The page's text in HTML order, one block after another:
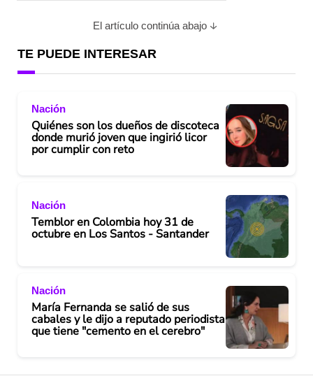
El artículo continúa abajo
TE PUEDE INTERESAR
Nación
Quiénes son los dueños de discoteca
donde murió joven que ingirió licor
por cumplir con reto
Nación
Temblor en Colombia hoy 31 de
octubre en Los Santos - Santander
Nación
María Fernanda se salió de sus
cabales y le dijo a reputado periodista
que tiene "cemento en el cerebro"